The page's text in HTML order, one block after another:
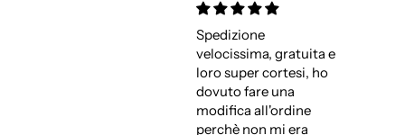
Spedizione
velocissima, gratuita e
loro super cortesi, ho
dovuto fare una
modifica all'ordine
perchè non mi era